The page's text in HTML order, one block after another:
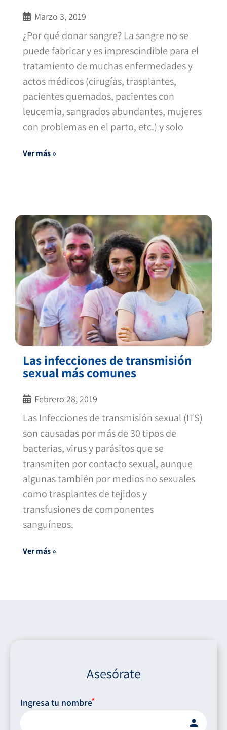
Marzo 3, 2019
¿Por qué donar sangre? La sangre no se
puede fabricar y es imprescindible para el
tratamiento de muchas enfermedades y
actos médicos (cirugías, trasplantes,
pacientes quemados, pacientes con
leucemia, sangrados abundantes, mujeres
con problemas en el parto, etc.) y solo
Ver más »
Las infecciones de transmisión
sexual más comunes
Febrero 28, 2019
Las Infecciones de transmisión sexual (ITS)
son causadas por más de 30 tipos de
bacterias, virus y parásitos que se
transmiten por contacto sexual, aunque
algunas también por medios no sexuales
como trasplantes de tejidos y
transfusiones de componentes
sanguíneos.
Ver más »
Asesórate
Ingresa tu nombre
person